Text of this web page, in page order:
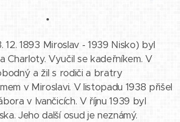
•
12. 1893 Miroslav - 1939 Nisko) byl
Charloty. Vyučil se kadeřníkem. V
a žil s rodiči a bratry
v Miroslavi. V listopadu 1938 přišel
v Ivančicích. V říjnu 1939 byl
Jeho další osud je neznámý.